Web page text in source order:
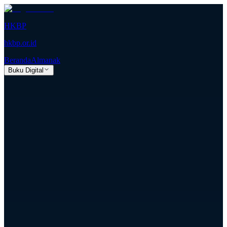
HKBP
hkbp.or.id
BerandaAlmanak
Buku Digital